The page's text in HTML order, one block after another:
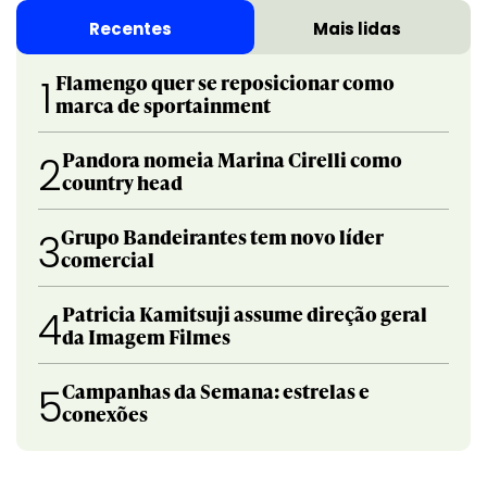
Recentes Mais lidas
1 Flamengo quer se reposicionar como
marca de sportainment
2Pandora nomeia Marina Cirelli como
country head
3Grupo Bandeirantes tem novo líder
comercial
4Patricia Kamitsuji assume direção geral
da Imagem Filmes
5Campanhas da Semana: estrelas e
conexões